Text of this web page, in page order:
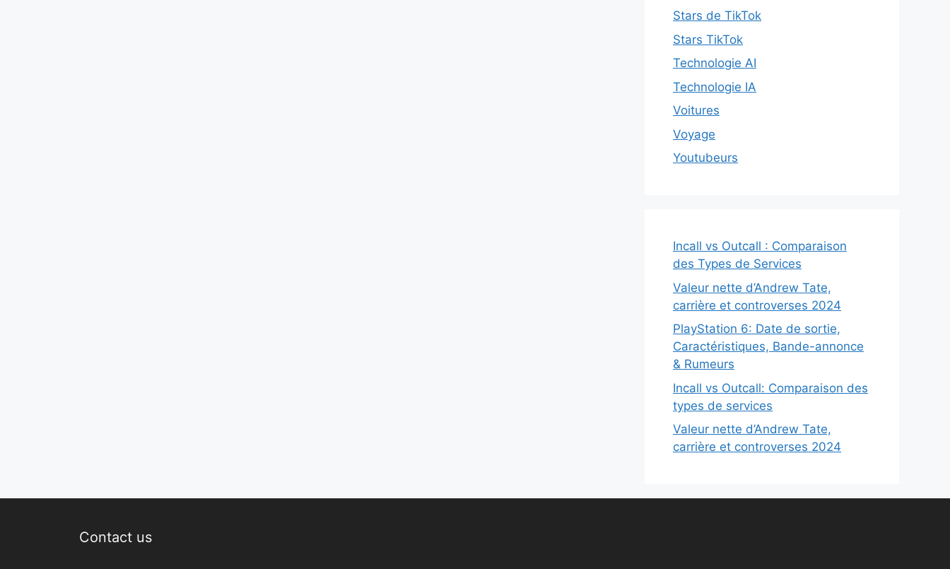
Stars de TikTok
Stars TikTok
Technologie AI
Technologie IA
Voitures
Voyage
Youtubeurs
Incall vs Outcall : Comparaison
des Types de Services
Valeur nette d’Andrew Tate,
carrière et controverses 2024
PlayStation 6: Date de sortie,
Caractéristiques, Bande-annonce
& Rumeurs
Incall vs Outcall: Comparaison des
types de services
Valeur nette d’Andrew Tate,
carrière et controverses 2024
Contact us